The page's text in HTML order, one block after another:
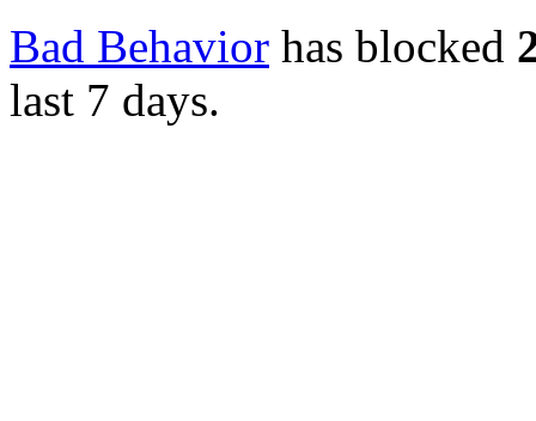
Bad Behavior has blocked
last 7 days.